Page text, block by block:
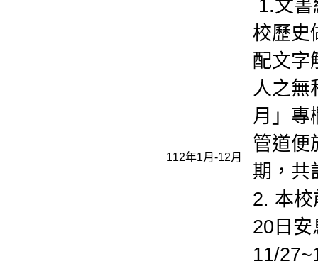
112年1月-12月
1.文
校歷史
配文字
人之無
月」專
管道便
期，共
2. 本
20日安
11/